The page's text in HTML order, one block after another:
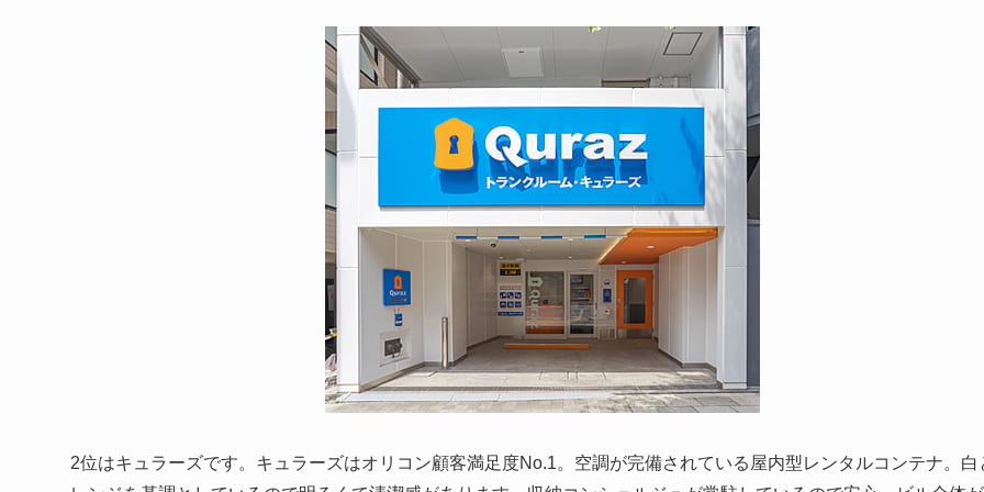
2位はキュラーズです。キュラーズはオリコン顧客満足度No.1。空調が完備されている屋内型レンタルコンテナ。白